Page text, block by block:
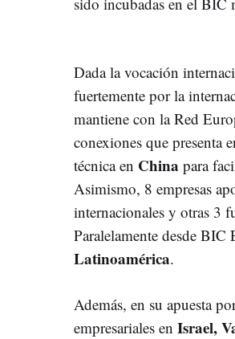
Dada la vocación
fuertemente por la
mantiene con la Red
conexiones que presenta
técnica en China para
Asimismo, 8 empresas
internacionales y otras 3
Paralelamente desde
Latinoamérica.
Además, en su apuesta
empresariales en Israel,